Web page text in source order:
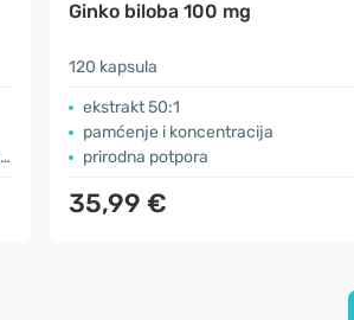
Ginko biloba 100 mg
120 kapsula
ekstrakt 50:1
pamćenje i koncentracija
prirodna potpora
35,99 €